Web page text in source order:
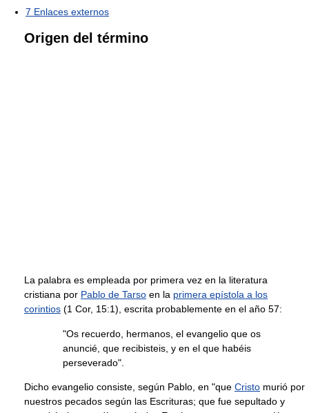
7 Enlaces externos
Origen del término
La palabra es empleada por primera vez en la literatura
cristiana por Pablo de Tarso en la primera epístola a los
corintios (1 Cor, 15:1), escrita probablemente en el año 57:
"Os recuerdo, hermanos, el evangelio que os
anuncié, que recibisteis, y en el que habéis
perseverado".
Dicho evangelio consiste, según Pablo, en "que Cristo murió por
nuestros pecados según las Escrituras; que fue sepultado y